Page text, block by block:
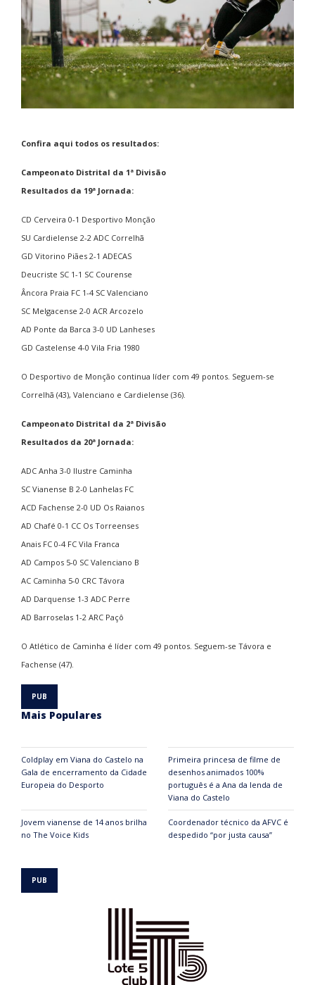
Confira aqui todos os resultados:
Campeonato Distrital da 1ª Divisão
Resultados da 19ª Jornada:
CD Cerveira 0-1 Desportivo Monção
SU Cardielense 2-2 ADC Correlhã
GD Vitorino Piães 2-1 ADECAS
Deucriste SC 1-1 SC Courense
Âncora Praia FC 1-4 SC Valenciano
SC Melgacense 2-0 ACR Arcozelo
AD Ponte da Barca 3-0 UD Lanheses
GD Castelense 4-0 Vila Fria 1980
O Desportivo de Monção continua líder com 49 pontos. Seguem-se
Correlhã (43), Valenciano e Cardielense (36).
Campeonato Distrital da 2ª Divisão
Resultados da 20ª Jornada:
ADC Anha 3-0 Ilustre Caminha
SC Vianense B 2-0 Lanhelas FC
ACD Fachense 2-0 UD Os Raianos
AD Chafé 0-1 CC Os Torreenses
Anais FC 0-4 FC Vila Franca
AD Campos 5-0 SC Valenciano B
AC Caminha 5-0 CRC Távora
AD Darquense 1-3 ADC Perre
AD Barroselas 1-2 ARC Paçô
O Atlético de Caminha é líder com 49 pontos. Seguem-se Távora e
Fachense (47).
Mais Populares
Coldplay em Viana do Castelo na
Gala de encerramento da Cidade
Europeia do Desporto
Primeira princesa de filme de
desenhos animados 100%
português é a Ana da lenda de
Viana do Castelo
Jovem vianense de 14 anos brilha
no The Voice Kids
Coordenador técnico da AFVC é
despedido “por justa causa”